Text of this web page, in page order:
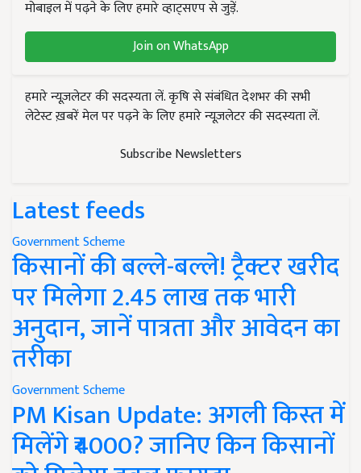
मोबाइल में पढ़ने के लिए हमारे व्हाट्सएप से जुड़ें.
Join on WhatsApp
हमारे न्यूज़लेटर की सदस्यता लें. कृषि से संबंधित देशभर की सभी
लेटेस्ट ख़बरें मेल पर पढ़ने के लिए हमारे न्यूज़लेटर की सदस्यता लें.
Subscribe Newsletters
Latest feeds
Government Scheme
किसानों की बल्ले-बल्ले! ट्रैक्टर खरीद
पर मिलेगा 2.45 लाख तक भारी
अनुदान, जानें पात्रता और आवेदन का
तरीका
Government Scheme
PM Kisan Update: अगली किस्त में
मिलेंगे ₹4000? जानिए किन किसानों